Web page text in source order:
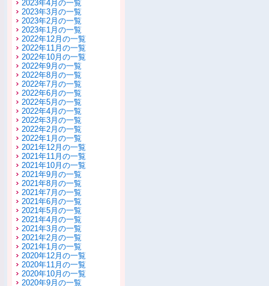
2023年4月の一覧
2023年3月の一覧
2023年2月の一覧
2023年1月の一覧
2022年12月の一覧
2022年11月の一覧
2022年10月の一覧
2022年9月の一覧
2022年8月の一覧
2022年7月の一覧
2022年6月の一覧
2022年5月の一覧
2022年4月の一覧
2022年3月の一覧
2022年2月の一覧
2022年1月の一覧
2021年12月の一覧
2021年11月の一覧
2021年10月の一覧
2021年9月の一覧
2021年8月の一覧
2021年7月の一覧
2021年6月の一覧
2021年5月の一覧
2021年4月の一覧
2021年3月の一覧
2021年2月の一覧
2021年1月の一覧
2020年12月の一覧
2020年11月の一覧
2020年10月の一覧
2020年9月の一覧